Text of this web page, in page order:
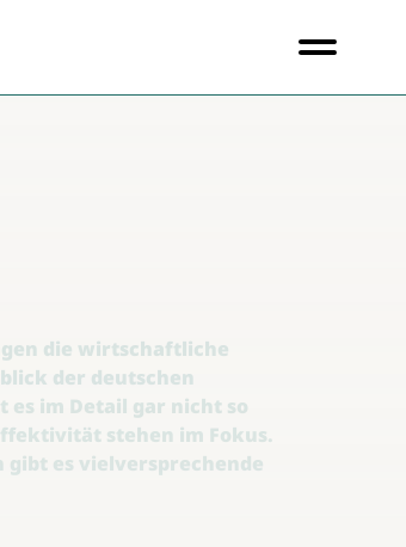
die wirtschaftliche
der deutschen
im Detail gar nicht so
stehen im Fokus.
gibt es vielversprechende